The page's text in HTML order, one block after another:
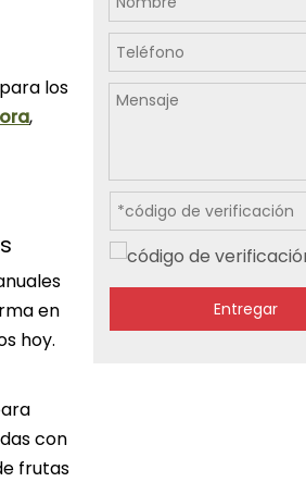
los
,
en
hoy.
con
frutas
Entregar